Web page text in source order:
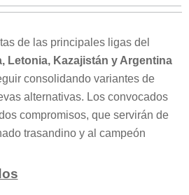
de las principales ligas del
Letonia, Kazajistán y Argentina
consolidando variantes de
alternativas. Los convocados
compromisos, que servirán de
trasandino y al campeón